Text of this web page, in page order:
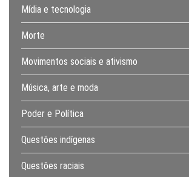
Mídia e tecnologia
Morte
Movimentos sociais e ativismo
Música, arte e moda
Poder e Política
Questões indígenas
Questões raciais